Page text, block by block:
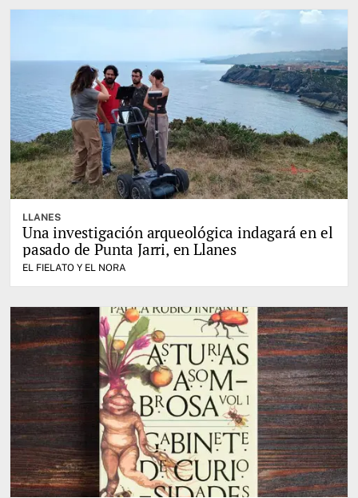
LLANES
Una investigación arqueológica indagará en el
pasado de Punta Jarri, en Llanes
EL FIELATO Y EL NORA